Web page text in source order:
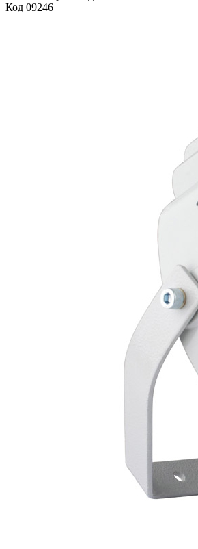
Код 09246